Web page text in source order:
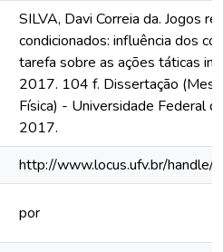
SILVA, Davi Correia da. Jogos
condicionados: influência dos
tarefa sobre as ações táticas
2017. 104 f. Dissertação
Física) - Universidade Federal
2017.
http://www.locus.ufv.br/
por